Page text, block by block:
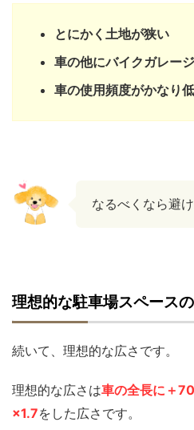
とにかく土地が狭い
車の他にバイクガレー
車の使用頻度がかなり
なるべくなら避
理想的な駐車場スペース
続いて、理想的な広さです。
理想的な広さは車の全長に＋
×1.7をした広さです。